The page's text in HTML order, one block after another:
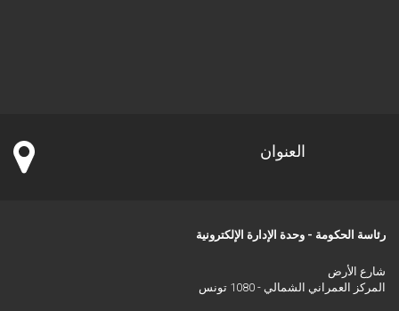
العنوان
رئاسة الحكومة - وحدة الإدارة الإلكترونية
شارع الأرض
المركز العمراني الشمالي - 1080 تونس